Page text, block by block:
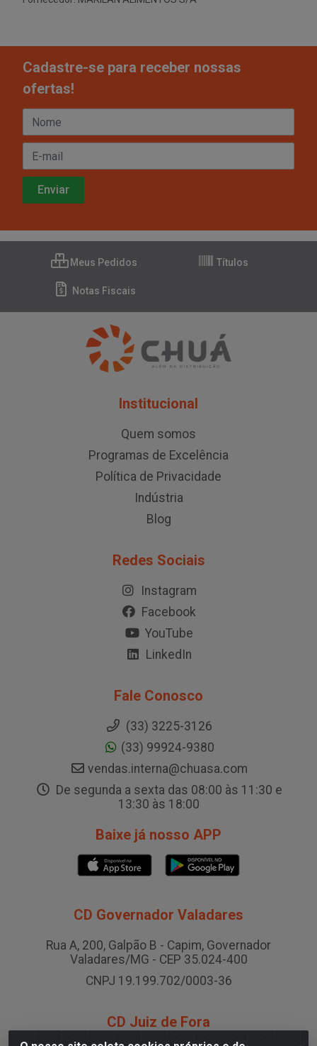
Cadastre-se para receber nossas
ofertas!
Meus Pedidos Títulos
Notas Fiscais
Institucional
Quem somos
Programas de Excelência
Política de Privacidade
Indústria
Blog
Redes Sociais
Instagram
Facebook
YouTube
LinkedIn
Fale Conosco
(33) 3225-3126
(33) 99924-9380
vendas.interna@chuasa.com
De segunda a sexta das 08:00 às 11:30 e
13:30 às 18:00
Baixe já nosso APP
CD Governador Valadares
Rua A, 200, Galpão B - Capim, Governador
Valadares/MG - CEP 35.024-400
CNPJ 19.199.702/0003-36
CD Juiz de Fora